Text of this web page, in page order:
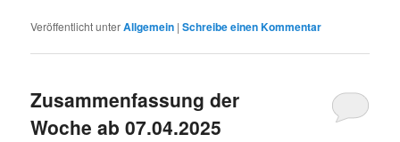
Veröffentlicht unterAllgemein |Schreibe einen Kommentar
Zusammenfassung der
Woche ab 07.04.2025